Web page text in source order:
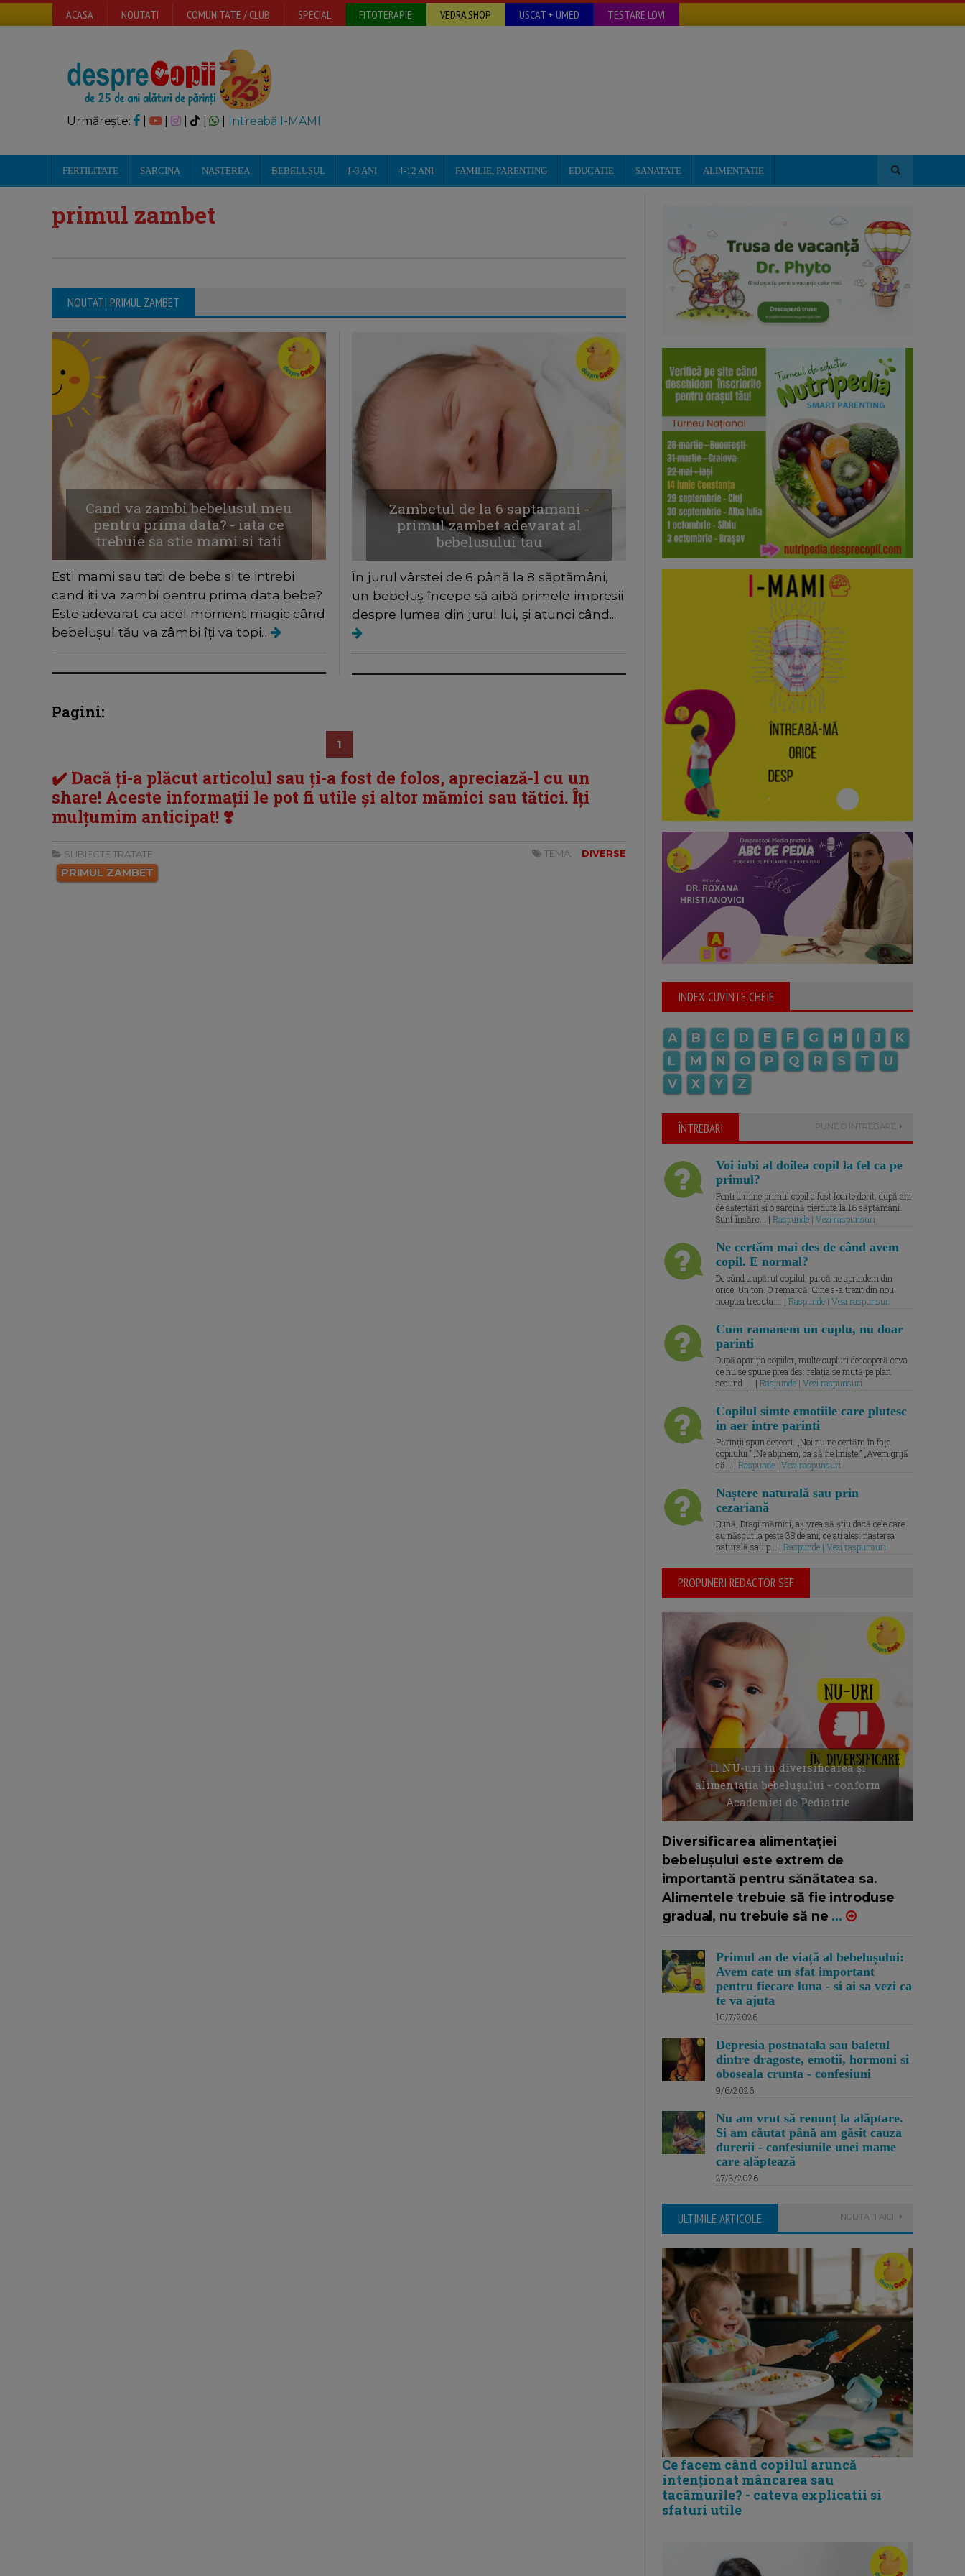
ACASA NOUTATI COMUNITATE / CLUB SPECIAL FITOTERAPIE VEDRA SHOP USCAT + UMED TESTARE LOVI
Urmărește: | | Intreabă I-MAMI
FERTILITATE SARCINA NASTEREA BEBELUSUL 1-3 ANI 4-12 ANI FAMILIE, PARENTING EDUCATIE SANATATE ALIMENTATIE
primul zambet
NOUTATI PRIMUL ZAMBET
Cand va zambi bebelusul meu
pentru prima data? - iata ce
trebuie sa stie mami si tati
Esti mami sau tati de bebe si te intrebi
cand iti va zambi pentru prima data bebe?
Este adevarat ca acel moment magic când
bebelușul tău va zâmbi îți va topi...
Zambetul de la 6 saptamani -
primul zambet adevarat al
bebelusului tau
În jurul vârstei de 6 până la 8 săptămâni,
un bebeluș începe să aibă primele impresii
despre lumea din jurul lui, și atunci când...
Pagini:
1
✔️ Dacă ți-a plăcut articolul sau ți-a fost de folos, apreciază-l cu un
share! Aceste informații le pot fi utile și altor mămici sau tătici. Îți
mulțumim anticipat! ❣️
SUBIECTE TRATATE:
PRIMUL ZAMBET
TEMA: DIVERSE
INDEX CUVINTE CHEIE
A B C D E F G H I J
K
L
M N O P Q R S T
U
V
X Y Z
ÎNTREBARI PUNE O ÎNTREBARE
Voi iubi al doilea copil la fel ca pe
primul?
Pentru mine primul copil a fost foarte dorit, după ani
de așteptări și o sarcină pierduta la 16 săptămâni.
Sunt însărc... | Raspunde | Vezi raspunsuri
Ne certăm mai des de când avem
copil. E normal?
De când a apărut copilul, parcă ne aprindem din
orice. Un ton. O remarcă. Cine s-a trezit din nou
noaptea trecuta.... | Raspunde | Vezi raspunsuri
Cum ramanem un cuplu, nu doar
parinti
După apariția copiilor, multe cupluri descoperă ceva
ce nu se spune prea des: relația se mută pe plan
secund. ... | Raspunde | Vezi raspunsuri
Copilul simte emotiile care plutesc
in aer intre parinti
Părinții spun deseori: „Noi nu ne certăm în fața
copilului.” „Ne abținem, ca să fie liniște.” „Avem grijă
să... | Raspunde | Vezi raspunsuri
Naștere naturală sau prin
cezariană
Bună, Dragi mămici, aș vrea să știu dacă cele care
au născut la peste 38 de ani, ce ați ales: nașterea
naturală sau p... | Raspunde | Vezi raspunsuri
PROPUNERI REDACTOR SEF
11 NU-uri in diversificarea și
alimentația bebelușului - conform
Academiei de Pediatrie
Diversificarea alimentației
bebelușului este extrem de
importantă pentru sănătatea sa.
Alimentele trebuie să fie introduse
gradual, nu trebuie să ne ...
Primul an de viață al bebelușului:
Avem cate un sfat important
pentru fiecare luna - si ai sa vezi ca
te va ajuta
10/7/2026
Depresia postnatala sau baletul
dintre dragoste, emotii, hormoni si
oboseala crunta - confesiuni
9/6/2026
Nu am vrut să renunț la alăptare.
Si am căutat până am găsit cauza
durerii - confesiunile unei mame
care alăptează
27/3/2026
ULTIMILE ARTICOLE NOUTATI AICI
Ce facem când copilul aruncă
intenționat mâncarea sau
tacâmurile? - cateva explicatii si
sfaturi utile